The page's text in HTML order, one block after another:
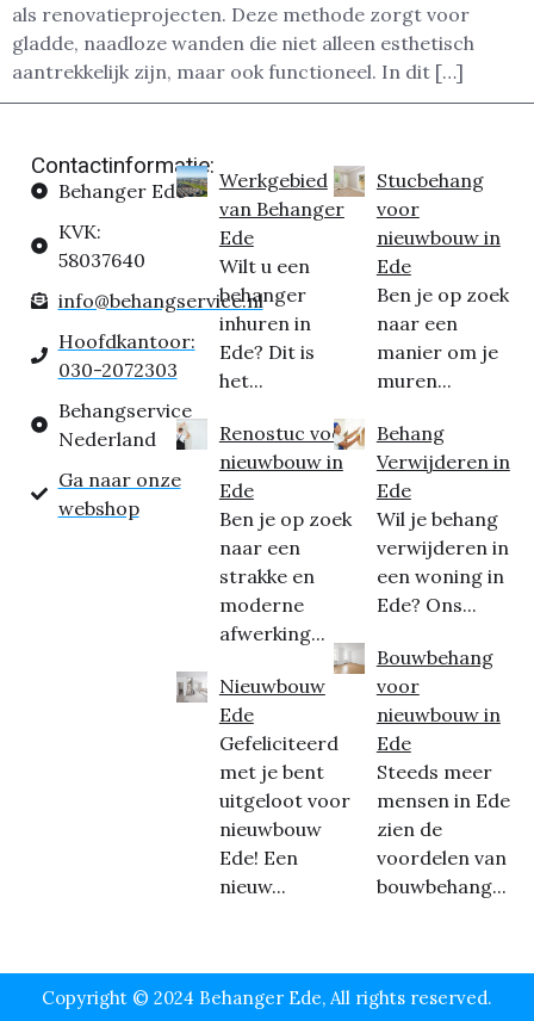
als renovatieprojecten. Deze methode zorgt voor
gladde, naadloze wanden die niet alleen esthetisch
aantrekkelijk zijn, maar ook functioneel. In dit […]
Contactinformatie:
Behanger Ede
KVK:
58037640
info@behangservice.nl
Hoofdkantoor:
030-2072303
Behangservice
Nederland
Ga naar onze
webshop
Werkgebied
van Behanger
Ede
Wilt u een
behanger
inhuren in
Ede? Dit is
het...
Renostuc voor
nieuwbouw in
Ede
Ben je op zoek
naar een
strakke en
moderne
afwerking...
Nieuwbouw
Ede
Gefeliciteerd
met je bent
uitgeloot voor
nieuwbouw
Ede! Een
nieuw...
Stucbehang
voor
nieuwbouw in
Ede
Ben je op zoek
naar een
manier om je
muren...
Behang
Verwijderen in
Ede
Wil je behang
verwijderen in
een woning in
Ede? Ons...
Bouwbehang
voor
nieuwbouw in
Ede
Steeds meer
mensen in Ede
zien de
voordelen van
bouwbehang...
Copyright © 2024 Behanger Ede, All rights reserved.